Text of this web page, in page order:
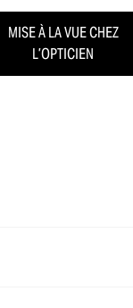
MISE À LA VUE CHEZ
L’OPTICIEN